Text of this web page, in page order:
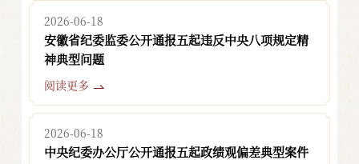
2026-06-18
安徽省纪委监委公开通报五起违反中央八项规定精
神典型问题
阅读更多
2026-06-18
中央纪委办公厅公开通报五起政绩观偏差典型案件